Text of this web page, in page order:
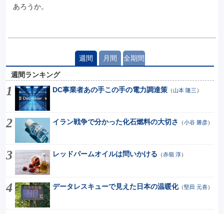
あろうか。
週間 月間 全期間
週間ランキング
DC事業者あの手この手の電力調達策（山本 隆三 ）
イラン戦争で分かった化石燃料の大切さ （小谷 勝彦）
レッドパームオイルは問いかける （赤嶺 淳）
データレスキューで見えた日本の温暖化（堅田 元喜）